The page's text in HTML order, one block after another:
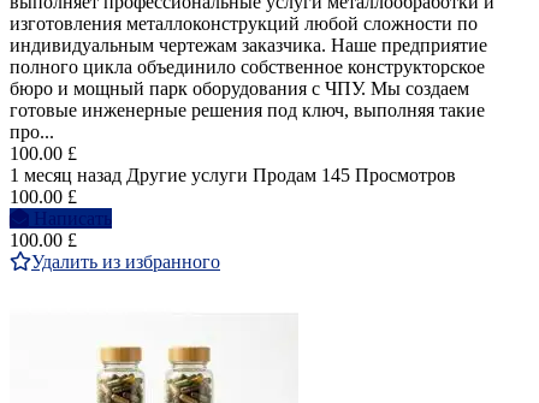
изготовления металлоконструкций любой сложности по
индивидуальным чертежам заказчика. Наше предприятие
полного цикла объединило собственное конструкторское
бюро и мощный парк оборудования с ЧПУ. Мы создаем
готовые инженерные решения под ключ, выполняя такие
про...
100.00 £
1 месяц назад Другие услуги Продам 145 Просмотров
100.00 £
Написать
100.00 £
Удалить из избранного